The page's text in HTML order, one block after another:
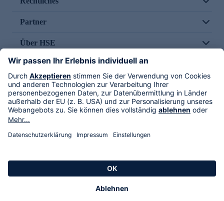
Partner
Über HSE
Im TV
HSE International